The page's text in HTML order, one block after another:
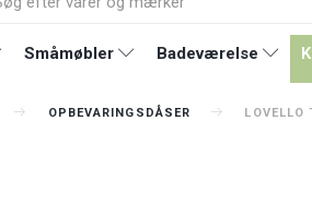
Småmøbler Badeværelse
OPBEVARINGSDÅSER LOVELLO